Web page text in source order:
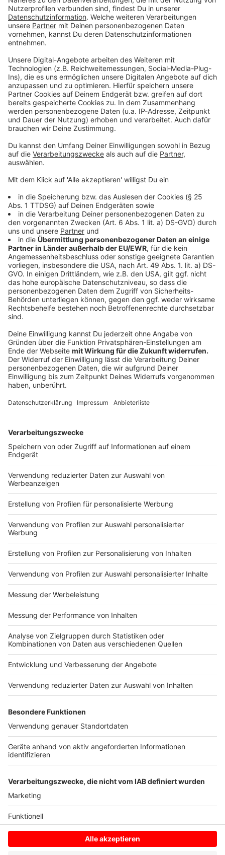
attraktiver Umgebung."
Anzeige
Die "Wohn + Stadtbau" hat in den letzten Jahren von
verschiedenen privaten Eigentümern Grundstücke
erworben und zu einem neuen Wohngebiet
zusammengefasst. Im städtebaulichen Wettbewerb
hatte sich das münstersche Büro "HT-Architekten"
durchgesetzt und damit den Rahmen für zwei
vorhabenbezogene Bebauungspläne gesetzt.
Anzeige
©Wohn + Stadtbau | George Sommer
Das Plangebiet aus der Luft: Die etwa dreieinhalb
Hektar große Fläche der ehemaligen Gärtnerei wird zu
einem harmonischen Wohnquartier aufgewertet.
Anzeige
Die Mischung aus geförderten Wohnungen, frei
finanzierten Wohnungen und Eigentumswohnungen
ermöglicht ein gemeinsames Wohnen für Menschen
werden mit Fördermitteln des Landes Nordrhein-
Westfalen erstellt", erläutert Dr. Christian Jaeger,
Geschäftsführer der "Wohn + Stadtbau". "Damit
schaffen wir bezahlbaren Wohnraum, der in Münster so
dringend benötigt wird. Und das in einer ruhigen,
attraktiven und verkehrsgünstigen Lage."
200 Wohneinheiten
Anzeige
Für das Areal an der Westfalenstraße ist ein Mix aus
entstehen rund 200 Wohneinheiten, davon 24 in
Einfamilienhäusern und 74 Wohneinheiten im öffentlich
geförderten Wohnungsbau. Zudem sind eine
Kindertagesstätte und ein Neubau für den bereits
bestehenden Einzelhandelsbetrieb in direkter
Nachbarschaft zum Ärztehaus vorgesehen. Die
Gebäude erfüllen den "KFW 55 Standard" und werden
mit Gründächern ausgestattet.
Anzeige
Der Zeitplan sieht vor, dass 2021 die ersten
Wohnungen im Baugebiet bezugsfertig sind. Für die
Namensfindung der öffentlichen Straße im Baugebiet
hat die Bezirksvertretung Hiltrup ein Vorschlagsrecht.
Anzeige
Anzeige